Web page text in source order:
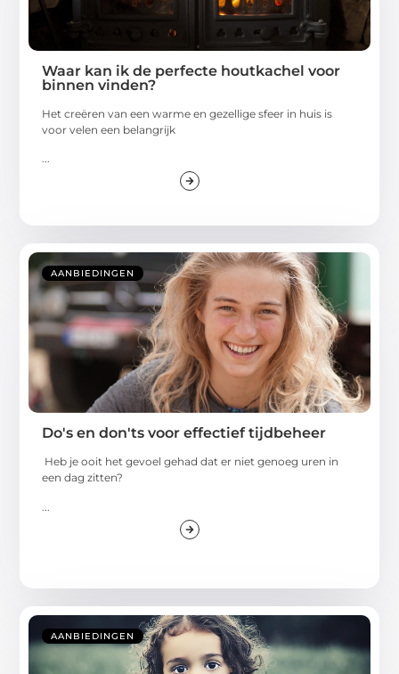
Waar kan ik de perfecte houtkachel voor
binnen vinden?
Het creëren van een warme en gezellige sfeer in huis is
voor velen een belangrijk
...
AANBIEDINGEN
Do's en don'ts voor effectief tijdbeheer
Heb je ooit het gevoel gehad dat er niet genoeg uren in
een dag zitten?
AANBIEDINGEN